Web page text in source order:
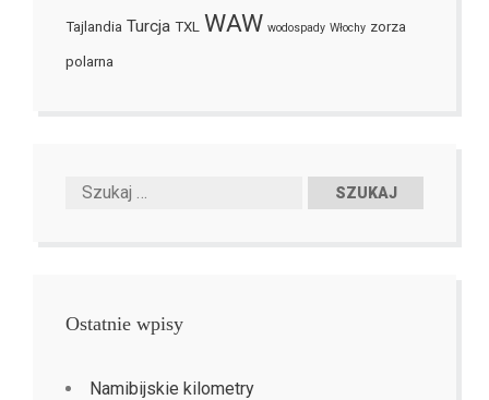
Tajlandia Turcja TXL WAW wodospady Włochy zorza
polarna
Ostatnie wpisy
Namibijskie kilometry